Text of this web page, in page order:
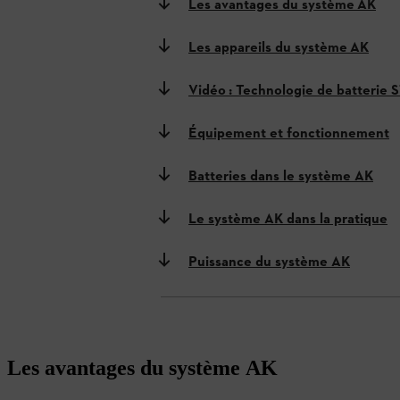
Les avantages du système AK
Les appareils du système AK
Vidéo : Technologie de batterie
Équipement et fonctionnement
Batteries dans le système AK
Le système AK dans la pratique
Puissance du système AK
Les avantages du système AK